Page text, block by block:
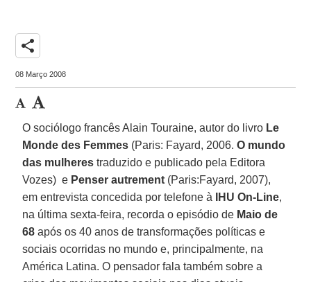
share
08 Março 2008
O sociólogo francês Alain Touraine, autor do livro Le
Monde des Femmes (Paris: Fayard, 2006.O mundo
das mulheres traduzido e publicado pela Editora
Vozes) e Penser autrement (Paris:Fayard, 2007),
em entrevista concedida por telefone à
IHU On-Line,
na última sexta-feira, recorda o episódio de Maio de
68 após os 40 anos de transformações políticas e
sociais ocorridas no mundo e, principalmente, na
América Latina. O pensador fala também sobre a